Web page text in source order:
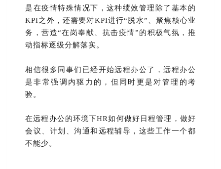
是在疫情特殊情况下，这种绩效管理除了基本的
KPI之外，还需要对KPI进行“脱水”、聚焦核心业
务，营造“在岗奉献、抗击疫情”的积极气氛，推
动指标逐级分解落实。
相信很多同事们已经开始远程办公了，远程办公
是非常强调内驱力的，但同时更是对管理的考
验。
在远程办公的环境下HR如何做好日程管理，做好
会议、计划、沟通和远程辅导，这些工作一个都
不能少。